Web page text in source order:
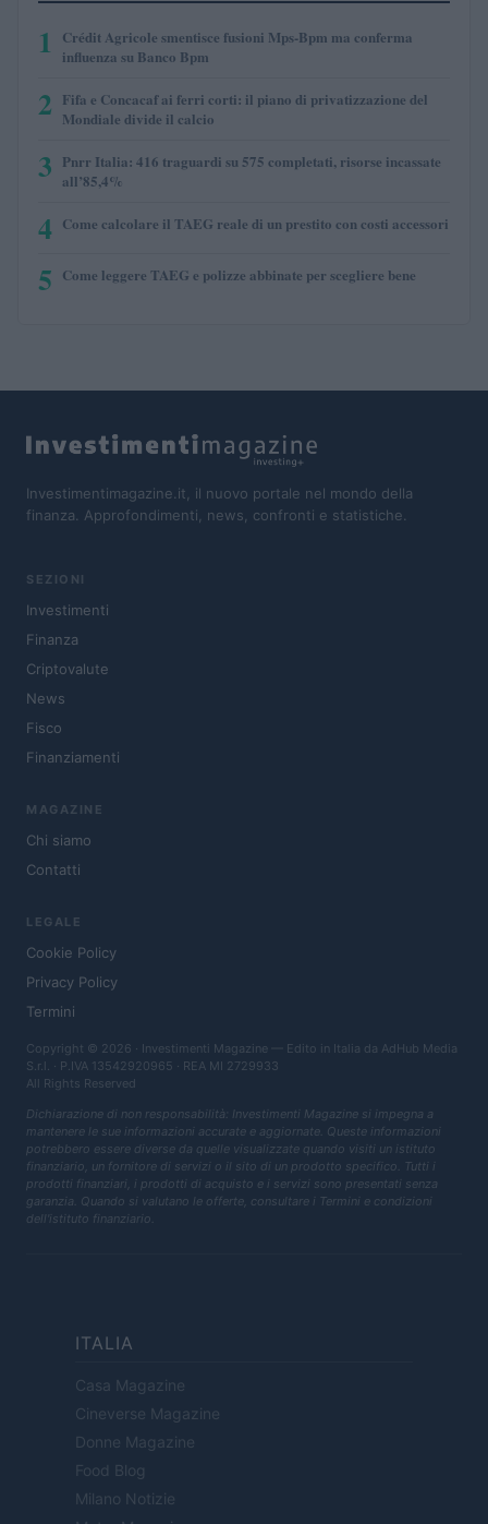
1
Crédit Agricole smentisce fusioni Mps-Bpm ma conferma
influenza su Banco Bpm
2 Fifa e Concacaf ai ferri corti: il piano di privatizzazione del
Mondiale divide il calcio
3 Pnrr Italia: 416 traguardi su 575 completati, risorse incassate
all’85,4%
4 Come calcolare il TAEG reale di un prestito con costi accessori
5 Come leggere TAEG e polizze abbinate per scegliere bene
Investimentimagazine.it, il nuovo portale nel mondo della
finanza. Approfondimenti, news, confronti e statistiche.
SEZIONI
Investimenti
Finanza
Criptovalute
News
Fisco
Finanziamenti
MAGAZINE
Chi siamo
Contatti
LEGALE
Cookie Policy
Privacy Policy
Termini
Copyright © 2026 · Investimenti Magazine — Edito in Italia da AdHub Media
S.r.l. · P.IVA 13542920965 · REA MI 2729933
All Rights Reserved
Dichiarazione di non responsabilità: Investimenti Magazine si impegna a
mantenere le sue informazioni accurate e aggiornate. Queste informazioni
potrebbero essere diverse da quelle visualizzate quando visiti un istituto
finanziario, un fornitore di servizi o il sito di un prodotto specifico. Tutti i
prodotti finanziari, i prodotti di acquisto e i servizi sono presentati senza
garanzia. Quando si valutano le offerte, consultare i Termini e condizioni
dell'istituto finanziario.
ITALIA
Casa Magazine
Cineverse Magazine
Donne Magazine
Food Blog
Milano Notizie